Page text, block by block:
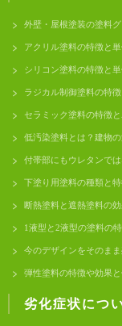
外壁・屋根塗装の塗料
アクリル塗料の特徴と単
シリコン塗料の特徴と単
ラジカル制御塗料の特
セラミック塗料の特徴
低汚染塗料とは？建物
付帯部にもウレタンで
下塗り用塗料の種類と
断熱塗料と遮熱塗料の
1液型と2液型の塗料の
今のデザインをそのま
弾性塗料の特徴や効果
劣化症状につ